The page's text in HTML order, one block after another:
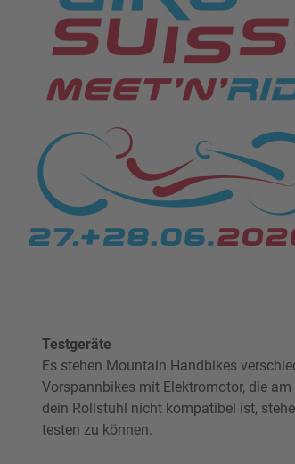
Testgeräte
Es stehen Mountain Handbikes
Vorspannbikes mit Elektromotor, die
dein Rollstuhl nicht kompatibel ist,
testen zu können.